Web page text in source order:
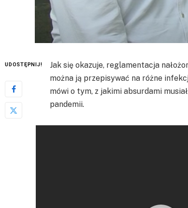
UDOSTĘPNIJ!
Jak się okazuje, reglamentacja
można ją przepisywać na różne
mówi o tym, z jakimi absurdami
pandemii.